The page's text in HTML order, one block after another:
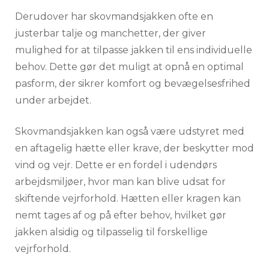
Derudover har skovmandsjakken ofte en
justerbar talje og manchetter, der giver
mulighed for at tilpasse jakken til ens individuelle
behov. Dette gør det muligt at opnå en optimal
pasform, der sikrer komfort og bevægelsesfrihed
under arbejdet.
Skovmandsjakken kan også være udstyret med
en aftagelig hætte eller krave, der beskytter mod
vind og vejr. Dette er en fordel i udendørs
arbejdsmiljøer, hvor man kan blive udsat for
skiftende vejrforhold. Hætten eller kragen kan
nemt tages af og på efter behov, hvilket gør
jakken alsidig og tilpasselig til forskellige
vejrforhold.